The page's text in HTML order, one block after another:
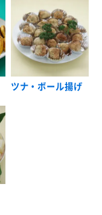
ツナ・ボール揚げ